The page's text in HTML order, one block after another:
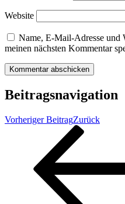
Website
Name, E-Mail-Adresse und
meinen nächsten Kommentar
Beitragsnavigation
Vorheriger BeitragZurück